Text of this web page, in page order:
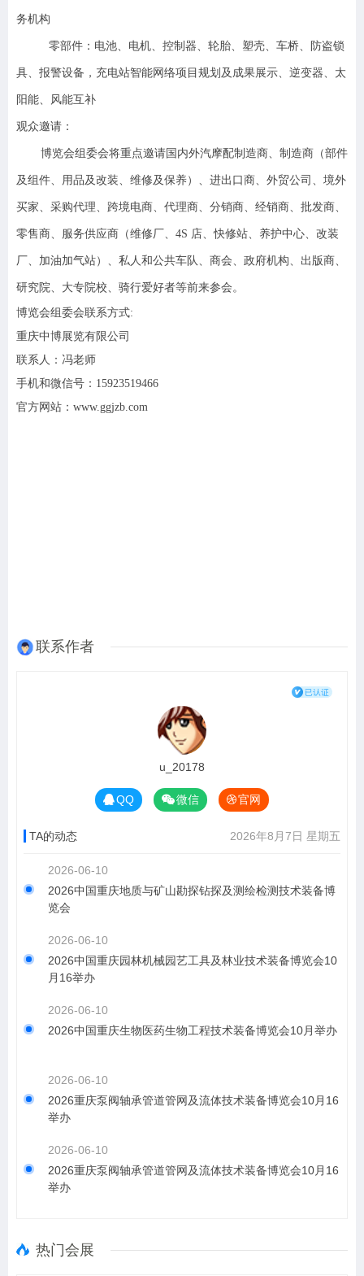
务机构
零部件：电池、电机、控制器、轮胎、塑壳、车桥、防盗锁
具、报警设备，充电站智能网络项目规划及成果展示、逆变器、太
阳能、风能互补
观众邀请：
博览会组委会将重点邀请国内外汽摩配制造商、制造商（部件
及组件、用品及改装、维修及保养）、进出口商、外贸公司、境外
买家、采购代理、跨境电商、代理商、分销商、经销商、批发商、
零售商、服务供应商（维修厂、4S 店、快修站、养护中心、改装
厂、加油加气站）、私人和公共车队、商会、政府机构、出版商、
研究院、大专院校、骑行爱好者等前来参会。
博览会组委会联系方式:
重庆中博展览有限公司
联系人：冯老师
手机和微信号：15923519466
官方网站：www.ggjzb.com
联系作者
u_20178
QQ 微信 官网
TA的动态 2026年8月7日 星期五
2026-06-10
2026中国重庆地质与矿山勘探钻探及测绘检测技术装备博
览会
2026-06-10
2026中国重庆园林机械园艺工具及林业技术装备博览会10
月16举办
2026-06-10
2026中国重庆生物医药生物工程技术装备博览会10月举办
2026-06-10
2026重庆泵阀轴承管道管网及流体技术装备博览会10月16
举办
2026-06-10
2026重庆泵阀轴承管道管网及流体技术装备博览会10月16
举办
热门会展